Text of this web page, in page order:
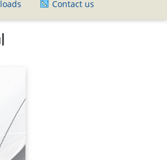
Contact us